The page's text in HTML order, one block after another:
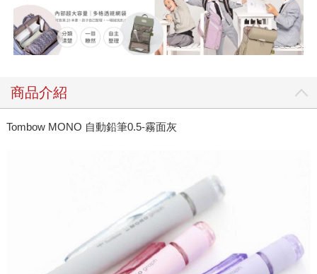
商品介紹
Tombow MONO 自動鉛筆0.5-霧面灰